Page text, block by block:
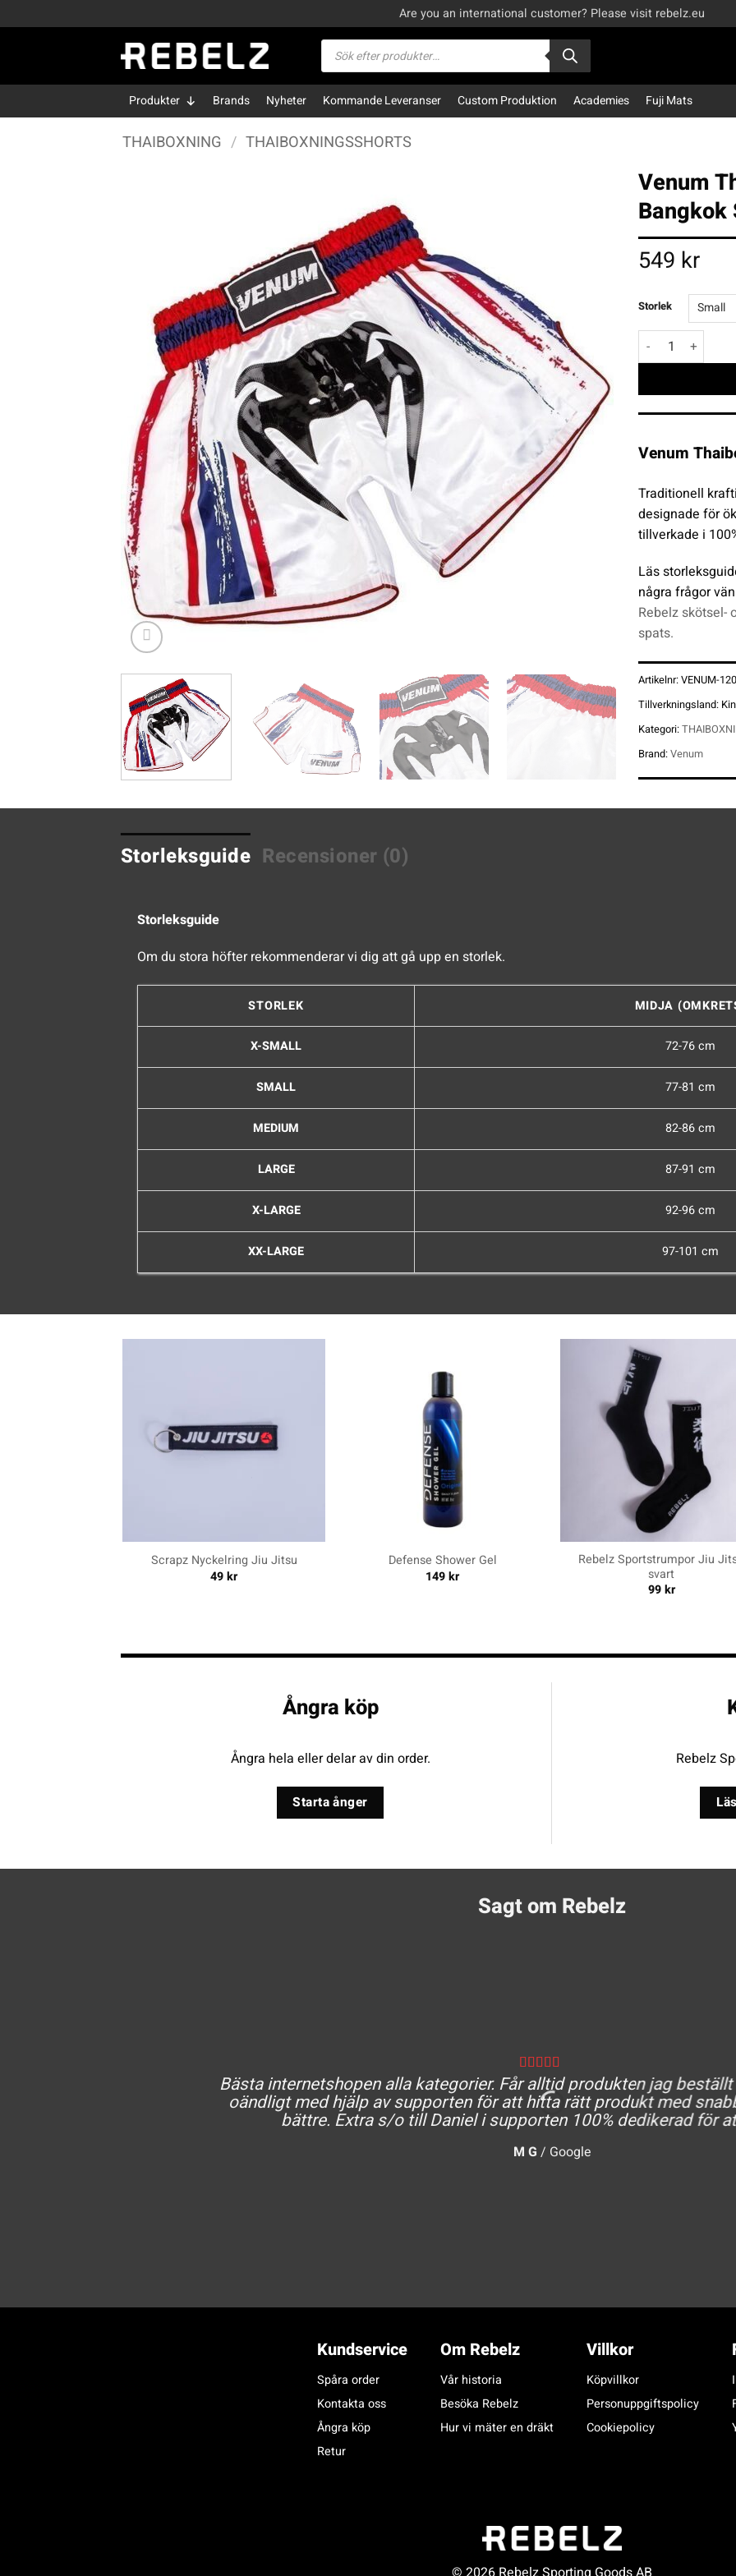
to
Are you an international customer? Please visit rebelz.eu
Produktsökning
Produkter Brands Nyheter Kommande Leveranser Custom Produktion Academies Fuji Mats
THAIBOXNING / THAIBOXNINGSSHORTS
Venum
Bangkok
549 kr
Storlek
Venum
Venum
Traditionell
designade för
tillverkade i
Läs
några frågor
Rebelz skötsel-
spats.
Artikelnr:VENUM-120
Tillverkningsland:
Kategori:
Brand:Venum
Storleksguide Recensioner (0)
Storleksguide
Om du stora höfter rekommenderar vi dig att gå upp en storlek.
STORLEK MIDJA
X-SMALL 72-76 cm
SMALL 77-81 cm
MEDIUM 82-86 cm
LARGE 87-91 cm
X-LARGE 92-96 cm
XX-LARGE 97-101 cm
Scrapz Nyckelring Jiu Jitsu
49kr
Defense Shower Gel
149kr
Rebelz Sportstrumpor Jiu
svart
99kr
Ångra köp
Ångra hela eller delar av din order.
Starta ånger
Rebelz
Sagt om Rebelz
Bästa internetshopen alla kategorier. Får alltid produkten jag
oändligt med hjälp av supporten för att hitta rätt produkt med
bättre. Extra s/o till Daniel i supporten 100% dedikerad för
M G / Google
Kundservice
Spåra order
Kontakta oss
Ångra köp
Retur
Om Rebelz
Vår historia
Besöka Rebelz
Hur vi mäter en dräkt
Villkor
Köpvillkor
Personuppgiftspolicy
Cookiepolicy